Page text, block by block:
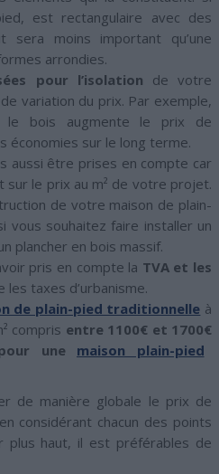
est rectangulaire avec des
sera moins important qu’une
arrondies.
pour l’isolation de votre
variation du prix. Par exemple,
le bois augmente le prix de
économies sur le long terme.
aussi être prises en compte car
sur le prix au m² de votre projet.
de votre maison de plain-
vous souhaitez faire installer un
plancher en bois massif.
pris en compte la TVA et les
les taxes d’urbanisme.
de plain-pied traditionnelle à
compris entre 1100€ et 1700€
une maison plain-pied
de manière globale le prix de
considérant chacun des points
plus haut, il est préférables de